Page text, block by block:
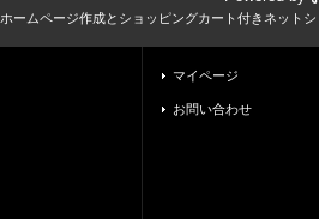
ホームページ作成とショッピングカート付きネット
マイページ
お問い合わせ